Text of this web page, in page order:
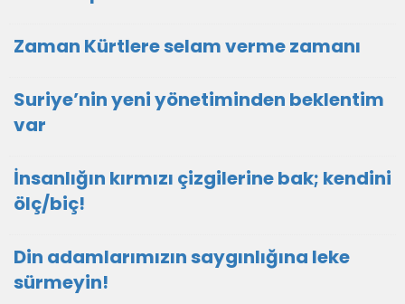
Zaman Kürtlere selam verme zamanı
Suriye’nin yeni yönetiminden beklentim
var
İnsanlığın kırmızı çizgilerine bak; kendini
ölç/biç!
Din adamlarımızın saygınlığına leke
sürmeyin!